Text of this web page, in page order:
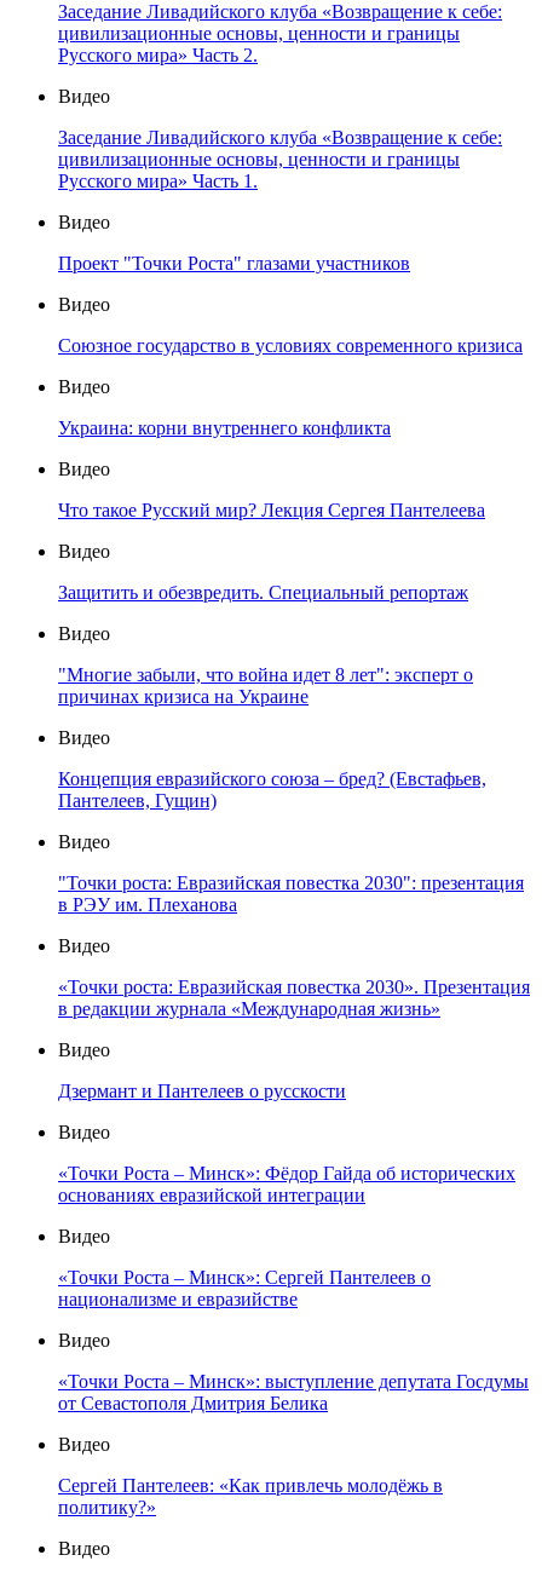
Заседание Ливадийского клуба «Возвращение к себе:
цивилизационные основы, ценности и границы
Русского мира» Часть 2.
Видео
Заседание Ливадийского клуба «Возвращение к себе:
цивилизационные основы, ценности и границы
Русского мира» Часть 1.
Видео
Проект "Точки Роста" глазами участников
Видео
Союзное государство в условиях современного кризиса
Видео
Украина: корни внутреннего конфликта
Видео
Что такое Русский мир? Лекция Сергея Пантелеева
Видео
Защитить и обезвредить. Специальный репортаж
Видео
"Многие забыли, что война идет 8 лет": эксперт о
причинах кризиса на Украине
Видео
Концепция евразийского союза – бред? (Евстафьев,
Пантелеев, Гущин)
Видео
"Точки роста: Евразийская повестка 2030": презентация
в РЭУ им. Плеханова
Видео
«Точки роста: Евразийская повестка 2030». Презентация
в редакции журнала «Международная жизнь»
Видео
Дзермант и Пантелеев о русскости
Видео
«Точки Роста – Минск»: Фёдор Гайда об исторических
основаниях евразийской интеграции
Видео
«Точки Роста – Минск»: Сергей Пантелеев о
национализме и евразийстве
Видео
«Точки Роста – Минск»: выступление депутата Госдумы
от Севастополя Дмитрия Белика
Видео
Сергей Пантелеев: «Как привлечь молодёжь в
политику?»
Видео